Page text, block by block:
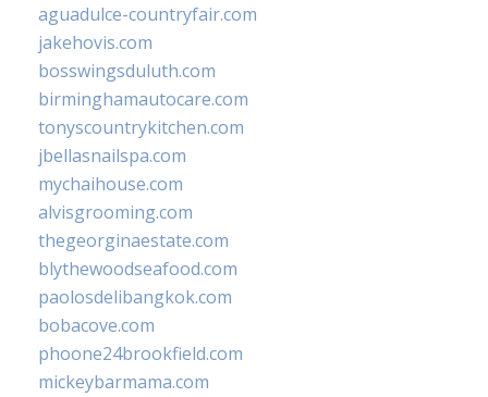
aguadulce-countryfair.com
jakehovis.com
bosswingsduluth.com
birminghamautocare.com
tonyscountrykitchen.com
jbellasnailspa.com
mychaihouse.com
alvisgrooming.com
thegeorginaestate.com
blythewoodseafood.com
paolosdelibangkok.com
bobacove.com
phoone24brookfield.com
mickeybarmama.com